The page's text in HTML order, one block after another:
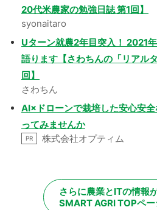
20代米農家の勉強日誌 第1回】
syonaitaro
Uターン就農2年目突入！ 2021
語ります【さわちんの「リアル
回】
さわちん
AI×ドローンで栽培した安心安
ってみませんか
PR 株式会社オプティム
さらに農業とITの情報
SMART AGRI TOPペー